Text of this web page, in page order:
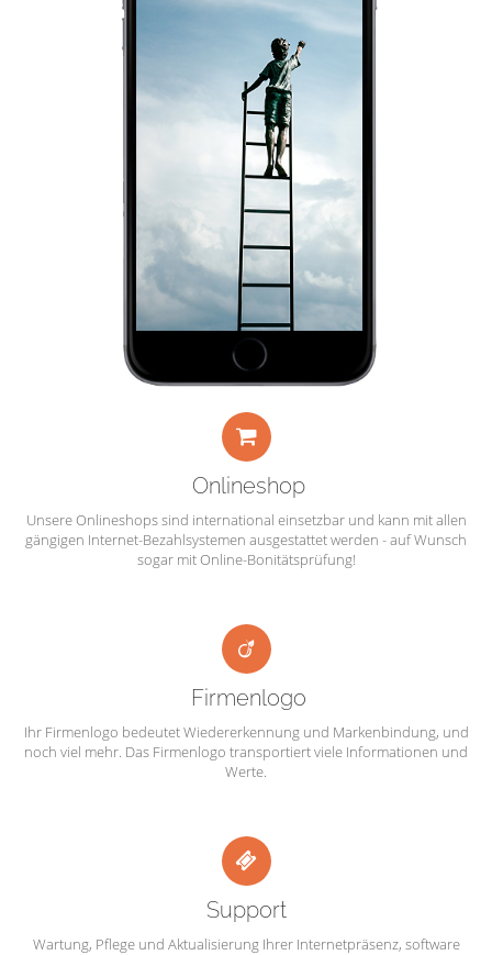
Onlineshop
Unsere Onlineshops sind international einsetzbar und kann mit allen
gängigen Internet-Bezahlsystemen ausgestattet werden - auf Wunsch
sogar mit Online-Bonitätsprüfung!
Firmenlogo
Ihr Firmenlogo bedeutet Wiedererkennung und Markenbindung, und
noch viel mehr. Das Firmenlogo transportiert viele Informationen und
Werte.
Support
Wartung, Pflege und Aktualisierung Ihrer Internetpräsenz, software